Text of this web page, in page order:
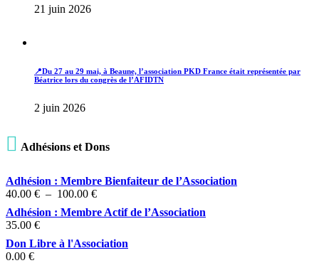
21 juin 2026
📍Du 27 au 29 mai, à Beaune, l’association PKD France était représentée par
Béatrice lors du congrès de l’AFIDTN
2 juin 2026
 Adhésions et Dons
Adhésion : Membre Bienfaiteur de l’Association
40.00 € – 100.00 €Plage
prix :
à
Adhésion : Membre Actif de l’Association
35.00 €
Don Libre à l'Association
0.00 €